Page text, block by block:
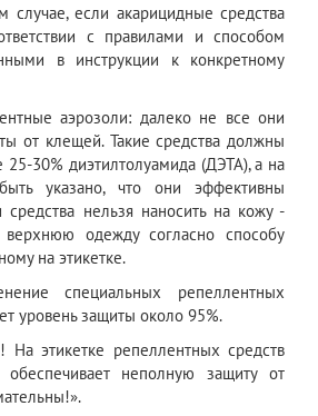
случае, если акарицидные средства
с правилами и способом
в инструкции к конкретному
аэрозоли: далеко не все они
от клещей. Такие средства должны
30% диэтилтолуамида (ДЭТА), а на
указано, что они эффективны
нельзя наносить на кожу -
одежду согласно способу
на этикетке.
специальных репеллентных
уровень защиты около 95%.
На этикетке репеллентных средств
обеспечивает неполную защиту от